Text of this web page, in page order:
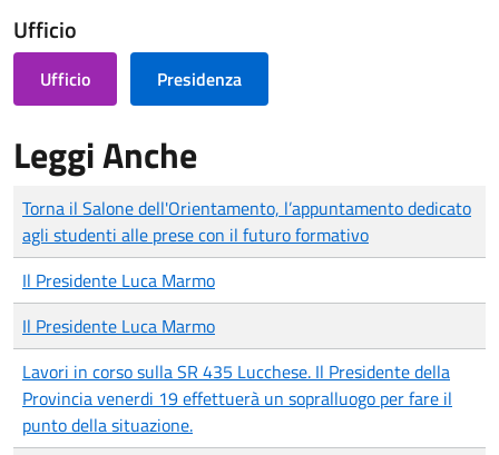
Ufficio
Ufficio Presidenza
Leggi Anche
Torna il Salone dell'Orientamento, l’appuntamento dedicato
agli studenti alle prese con il futuro formativo
Il Presidente Luca Marmo
Il Presidente Luca Marmo
Lavori in corso sulla SR 435 Lucchese. Il Presidente della
Provincia venerdi 19 effettuerà un sopralluogo per fare il
punto della situazione.